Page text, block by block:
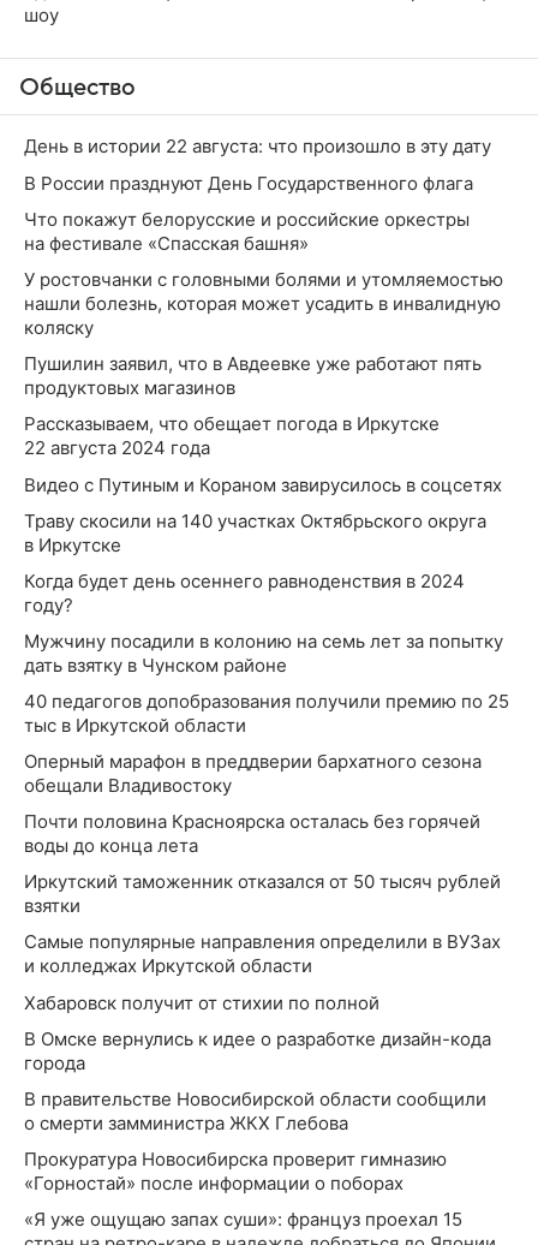
шоу
Общество
День в истории 22 августа: что произошло в эту дату
В России празднуют День Государственного флага
Что покажут белорусские и российские оркестры
на фестивале «Спасская башня»
У ростовчанки с головными болями и утомляемостью
нашли болезнь, которая может усадить в инвалидную
коляску
Пушилин заявил, что в Авдеевке уже работают пять
продуктовых магазинов
Рассказываем, что обещает погода в Иркутске
22 августа 2024 года
Видео с Путиным и Кораном завирусилось в соцсетях
Траву скосили на 140 участках Октябрьского округа
в Иркутске
Когда будет день осеннего равноденствия в 2024
году?
Мужчину посадили в колонию на семь лет за попытку
дать взятку в Чунском районе
40 педагогов допобразования получили премию по 25
тыс в Иркутской области
Оперный марафон в преддверии бархатного сезона
обещали Владивостоку
Почти половина Красноярска осталась без горячей
воды до конца лета
Иркутский таможенник отказался от 50 тысяч рублей
взятки
Самые популярные направления определили в ВУЗах
и колледжах Иркутской области
Хабаровск получит от стихии по полной
В Омске вернулись к идее о разработке дизайн-кода
города
В правительстве Новосибирской области сообщили
о смерти замминистра ЖКХ Глебова
Прокуратура Новосибирска проверит гимназию
«Горностай» после информации о поборах
«Я уже ощущаю запах суши»: француз проехал 15